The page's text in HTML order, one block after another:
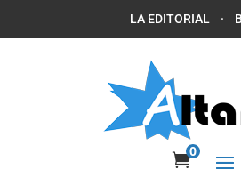
LA EDITORIAL ·
0